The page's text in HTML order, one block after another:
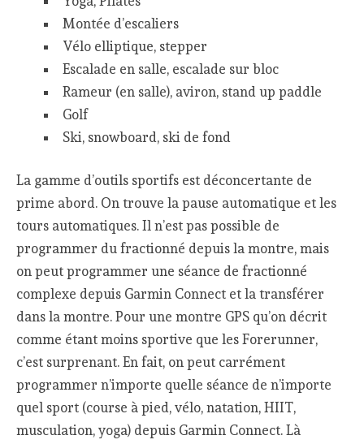
Montée d’escaliers
Vélo elliptique, stepper
Escalade en salle, escalade sur bloc
Rameur (en salle), aviron, stand up paddle
Golf
Ski, snowboard, ski de fond
La gamme d’outils sportifs est déconcertante de
prime abord. On trouve la pause automatique et les
tours automatiques. Il n’est pas possible de
programmer du fractionné depuis la montre, mais
on peut programmer une séance de fractionné
complexe depuis Garmin Connect et la transférer
dans la montre. Pour une montre GPS qu’on décrit
comme étant moins sportive que les Forerunner,
c’est surprenant. En fait, on peut carrément
programmer n’importe quelle séance de n’importe
quel sport (course à pied, vélo, natation, HIIT,
musculation, yoga) depuis Garmin Connect. Là